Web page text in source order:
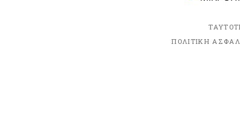
ΠΟΛΙΤΙΚΗ